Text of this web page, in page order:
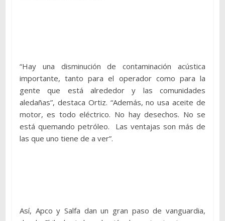
“Hay una disminución de contaminación acústica
importante, tanto para el operador como para la
gente que está alrededor y las comunidades
aledañas”, destaca Ortiz. “Además, no usa aceite de
motor, es todo eléctrico. No hay desechos. No se
está quemando petróleo. Las ventajas son más de
las que uno tiene de a ver”.
Así, Apco y Salfa dan un gran paso de vanguardia,